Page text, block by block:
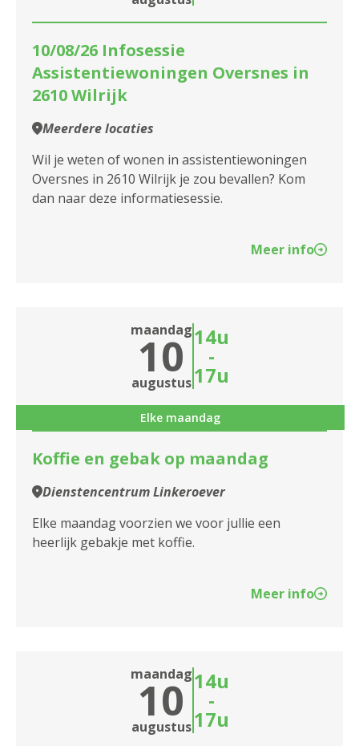
Kombine
Assistentiewoningen De Sterlingen
Assistentiewoningen De Veldekens
Assistentiewoningen Den Bleek
Assistentiewoningen Den Drossaert
Assistentiewoningen Den Drossaert II -
Drossaardstraat
Assistentiewoningen Ernest Claes
Assistentiewoningen Geestenspoor
Assistentiewoningen Grisar
Assistentiewoningen Groen Zuid
Assistentiewoningen Hagelberghof
Assistentiewoningen Harincrode
Assistentiewoningen Hof Ter Beke
Assistentiewoningen Hoge Weg
Assistentiewoningen Kerkeveld
Assistentiewoningen Kronenburg
10/08/26 Infosessie
Assistentiewoningen Oversnes in
2610 Wilrijk
Meerdere locaties
Wil je weten of wonen in assistentiewoningen
Oversnes in 2610 Wilrijk je zou bevallen? Kom
dan naar deze informatiesessie.
Meer info
maandag
10
augustus
14u
-
17u
Elke maandag
Koffie en gebak op maandag
Dienstencentrum Linkeroever
Elke maandag voorzien we voor jullie een
heerlijk gebakje met koffie.
Meer info
maandag
10
augustus
14u
-
17u